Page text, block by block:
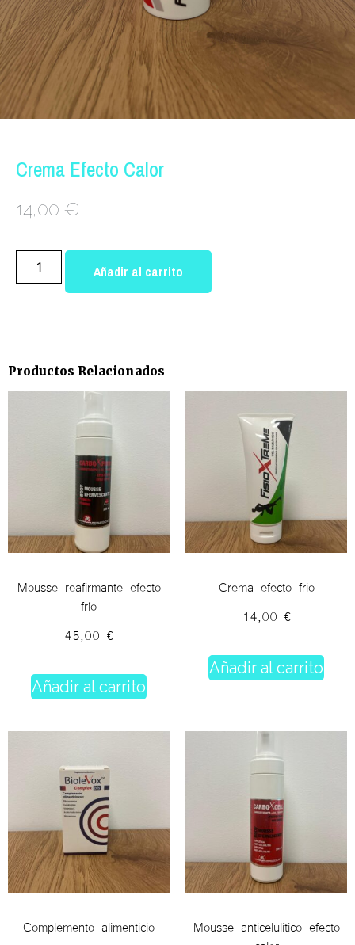
Crema Efecto Calor
14,00 €
Añadir al carrito
Productos Relacionados
Mousse reafirmante efecto
frío
45,00 €
Añadir al carrito
Crema efecto frio
14,00 €
Añadir al carrito
Complemento alimenticio
Mousse anticelulítico efecto